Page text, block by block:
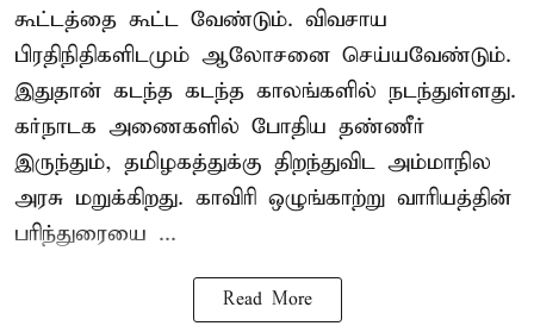
கூட்டத்தை கூட்ட வேண்டும். விவசாய
பிரதிநிதிகளிடமும் ஆலோசனை செய்யவேண்டும்.
இதுதான் கடந்த கடந்த காலங்களில் நடந்துள்ளது.
கர்நாடக அணைகளில் போதிய தண்ணீர்
இருந்தும், தமிழகத்துக்கு திறந்துவிட அம்மாநில
அரசு மறுக்கிறது. காவிரி ஒழுங்காற்று வாரியத்தின்
பரிந்துரையை ...
Read More